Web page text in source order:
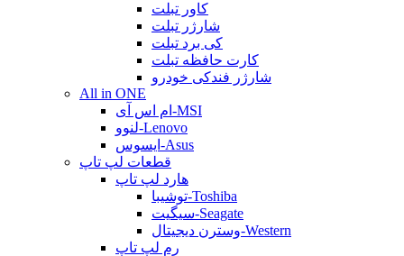
کاور تبلت
شارژر تبلت
کی برد تبلت
کارت حافظه تبلت
شارژر فندکی خودرو
All in ONE
ام اس آی-MSI
لنوو-Lenovo
ایسوس-Asus
قطعات لپ تاپ
هارد لپ تاپ
توشیبا-Toshiba
سیگیت-Seagate
وسترن دیجیتال-Western
رم لپ تاپ